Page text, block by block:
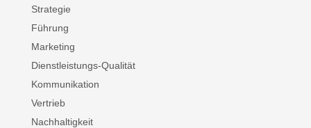
Strategie
Führung
Marketing
Dienstleistungs-Qualität
Kommunikation
Vertrieb
Nachhaltigkeit